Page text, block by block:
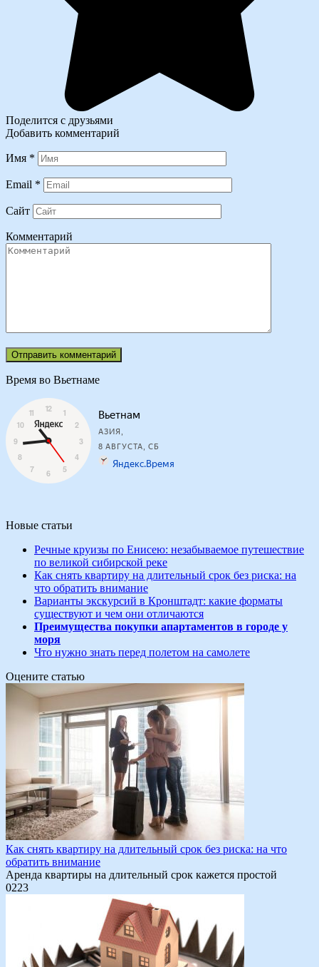
Поделится с друзьями
Добавить комментарий
Имя *
Email *
Сайт
Комментарий
Время во Вьетнаме
Новые статьи
Речные круизы по Енисею: незабываемое путешествие
по великой сибирской реке
Как снять квартиру на длительный срок без риска: на
что обратить внимание
Варианты экскурсий в Кронштадт: какие форматы
существуют и чем они отличаются
Преимущества покупки апартаментов в городе у
моря
Что нужно знать перед полетом на самолете
Оцените статью
Как снять квартиру на длительный срок без риска: на что
обратить внимание
Аренда квартиры на длительный срок кажется простой
0223